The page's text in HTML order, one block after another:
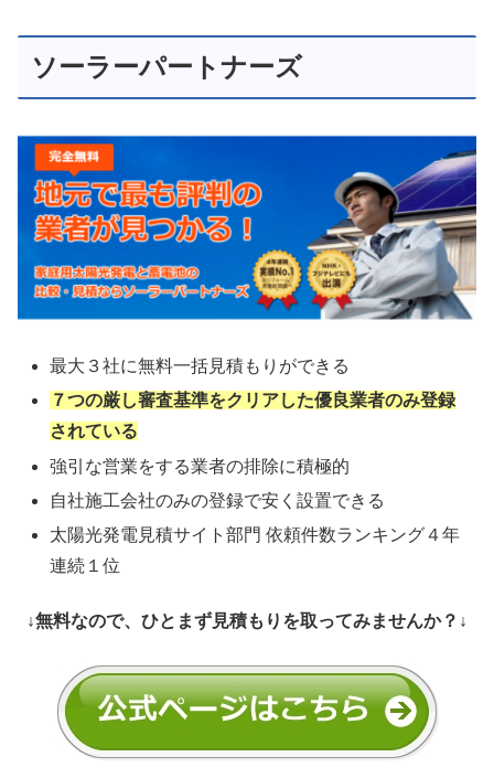
ソーラーパートナーズ
最大３社に無料一括見積もりができる
７つの厳し審査基準をクリアした優良業者のみ登録
されている
強引な営業をする業者の排除に積極的
自社施工会社のみの登録で安く設置できる
太陽光発電見積サイト部門 依頼件数ランキング４年
連続１位
↓無料なので、ひとまず見積もりを取ってみませんか？↓